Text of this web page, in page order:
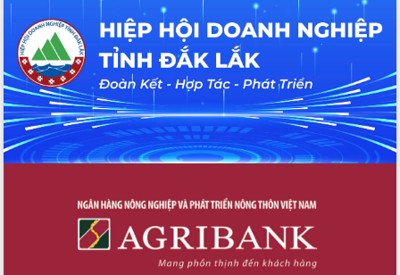
Nâng cao hiệu lực, hiệu quả HĐND
tỉnh thông qua hiện đại hóa hành chính
Xã Ea Phê gắn cải cách hành chính với
chuyển đổi số
Phó Chủ tịch Thường trực UBND tỉnh
Hồ Thị Nguyên Thảo làm việc tại Trung
tâm Phục vụ hành chính công xã Ea
Phê
Xây dựng nền hành chính số đồng
Giai đoạn 2026-2030, Đắk Lắk phấn
đấu có 77% xã đạt chuẩn nông thôn
Chuyển đổi số 'mở đường' cho nông